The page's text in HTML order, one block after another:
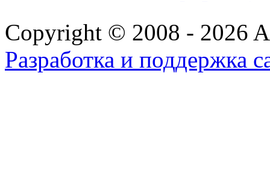
Copyright © 2008 - 2026
Разработка и поддержка